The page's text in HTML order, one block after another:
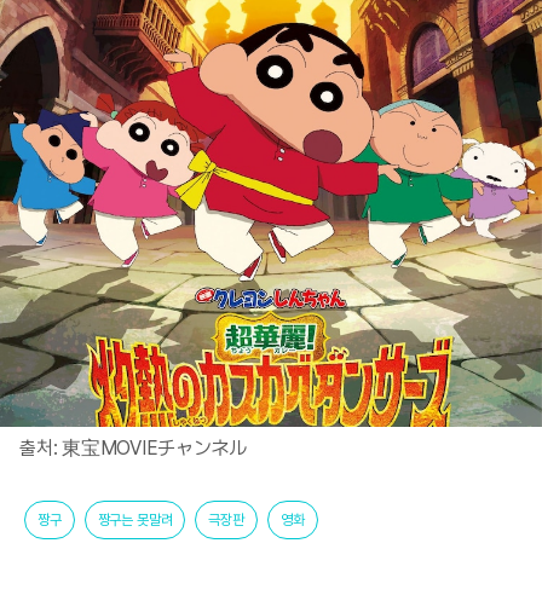
출처: 東宝MOVIEチャンネル
짱구 짱구는 못말려 극장판 영화